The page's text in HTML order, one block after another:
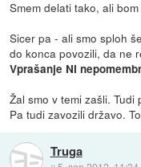
Smem delati tako, ali
Sicer pa - ali smo sploh
do konca povozili, da ne
Vprašanje NI
Žal smo v temi zašli. Tudi
Pa tudi zavozili državo.
Truga